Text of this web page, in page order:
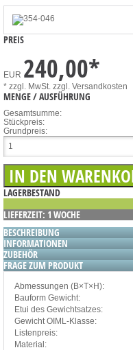
PREIS
EUR 240,00*
* zzgl. MwSt. zzgl. Versandkosten
MENGE / AUSFÜHRUNG
Gesamtsumme:
Stückpreis:
Grundpreis:
LAGERBESTAND
LIEFERZEIT: 1 WOCHE
BESCHREIBUNG
INFORMATIONEN
ZUBEHÖR
FRAGE ZUM PRODUKT
Abmessungen (B×T×H):
Bauform Gewicht:
Etui des Gewichtsatzes:
Gewicht OIML-Klasse:
Listenpreis:
Material: